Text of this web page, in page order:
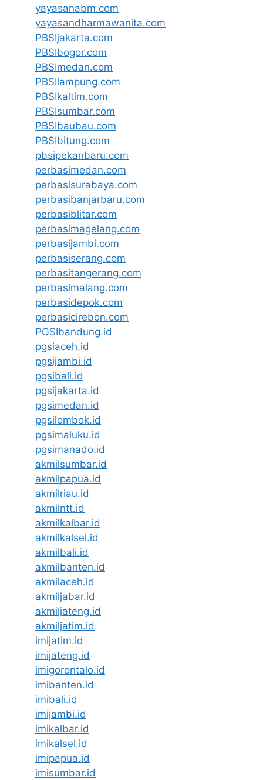
yayasanabm.com
yayasandharmawanita.com
PBSIjakarta.com
PBSIbogor.com
PBSImedan.com
PBSIlampung.com
PBSIkaltim.com
PBSIsumbar.com
PBSIbaubau.com
PBSIbitung.com
pbsipekanbaru.com
perbasimedan.com
perbasisurabaya.com
perbasibanjarbaru.com
perbasiblitar.com
perbasimagelang.com
perbasijambi.com
perbasiserang.com
perbasitangerang.com
perbasimalang.com
perbasidepok.com
perbasicirebon.com
PGSIbandung.id
pgsiaceh.id
pgsijambi.id
pgsibali.id
pgsijakarta.id
pgsimedan.id
pgsilombok.id
pgsimaluku.id
pgsimanado.id
akmilsumbar.id
akmilpapua.id
akmilriau.id
akmilntt.id
akmilkalbar.id
akmilkalsel.id
akmilbali.id
akmilbanten.id
akmilaceh.id
akmiljabar.id
akmiljateng.id
akmiljatim.id
imijatim.id
imijateng.id
imigorontalo.id
imibanten.id
imibali.id
imijambi.id
imikalbar.id
imikalsel.id
imipapua.id
imisumbar.id